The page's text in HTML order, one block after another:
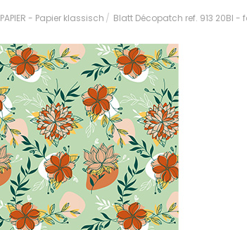
PAPIER - Papier klassisch Blatt Décopatch ref. 913 20Bl -